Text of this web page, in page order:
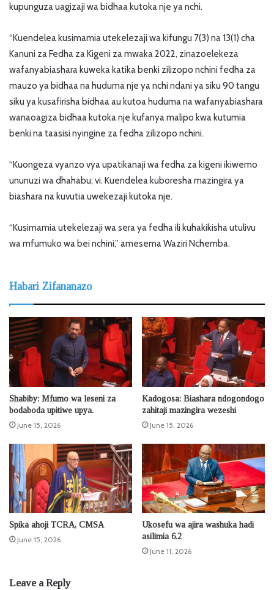
kupunguza uagizaji wa bidhaa kutoka nje ya nchi.
“Kuendelea kusimamia utekelezaji wa kifungu 7(3) na 13(1) cha
Kanuni za Fedha za Kigeni za mwaka 2022, zinazoelekeza
wafanyabiashara kuweka katika benki zilizopo nchini fedha za
mauzo ya bidhaa na huduma nje ya nchi ndani ya siku 90 tangu
siku ya kusafirisha bidhaa au kutoa huduma na wafanyabiashara
wanaoagiza bidhaa kutoka nje kufanya malipo kwa kutumia
benki na taasisi nyingine za fedha zilizopo nchini.
“Kuongeza vyanzo vya upatikanaji wa fedha za kigeni ikiwemo
ununuzi wa dhahabu; vi. Kuendelea kuboresha mazingira ya
biashara na kuvutia uwekezaji kutoka nje.
“Kusimamia utekelezaji wa sera ya fedha ili kuhakikisha utulivu
wa mfumuko wa bei nchini,” amesema Waziri Nchemba.
Habari Zifananazo
Shabiby: Mfumo wa leseni za
bodaboda upitiwe upya.
June 15, 2026
Kadogosa: Biashara ndogondogo
zahitaji mazingira wezeshi
June 15, 2026
Spika ahoji TCRA, CMSA
June 15, 2026
Ukosefu wa ajira washuka hadi
asilimia 6.2
June 11, 2026
Leave a Reply